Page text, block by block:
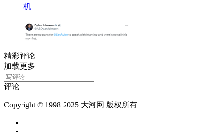
机
精彩评论
加载更多
评论
Copyright © 1998-2025 大河网 版权所有